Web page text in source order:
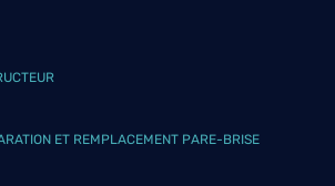
ET REMPLACEMENT PARE-BRISE